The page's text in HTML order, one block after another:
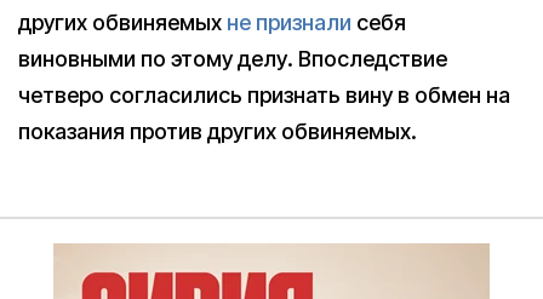
других обвиняемых не признали себя
виновными по этому делу. Впоследствие
четверо согласились признать вину в обмен на
показания против других обвиняемых.